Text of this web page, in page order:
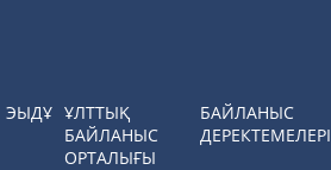
ЭЫДҰ ҰЛТТЫҚ
БАЙЛАНЫС
ОРТАЛЫҒЫ
БАЙЛАНЫС
ДЕРЕКТЕМЕЛЕРІ